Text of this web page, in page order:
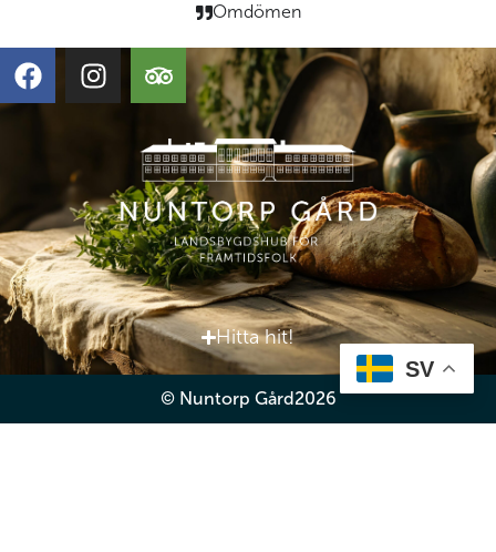
Omdömen
Hitta hit!
© Nuntorp Gård 2026
SV